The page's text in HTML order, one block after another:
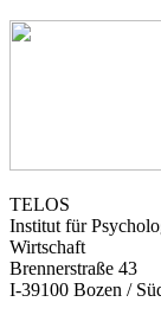
TELOS
Institut für
Wirtschaft
Brennerstraße 43
I-39100 Bozen /